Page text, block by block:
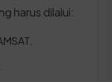
harus dilalui: